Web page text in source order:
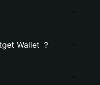
Wallet ？